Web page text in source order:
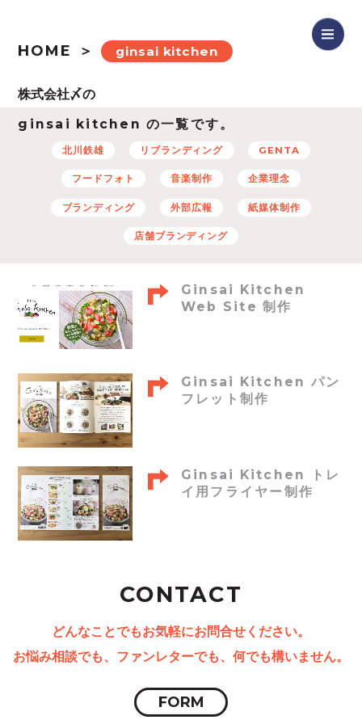
HOME ginsai kitchen
ginsai kitchen の一覧です。
北川鉄雄 リブランディング GENTA
フードフォト 音楽制作 企業理念
ブランディング 外部広報 紙媒体制作
店舗ブランディング
Ginsai Kitchen
Web Site 制作
Ginsai Kitchen パン
フレット制作
Ginsai Kitchen トレ
イ用フライヤー制作
CONTACT
どんなことでもお気軽にお問合せください。
お悩み相談でも、ファンレターでも、何でも構いません。
FORM